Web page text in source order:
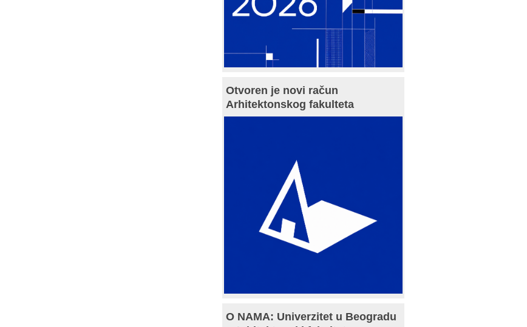
Otvoren je novi račun
Arhitektonskog fakulteta
O NAMA: Univerzitet u Beogradu